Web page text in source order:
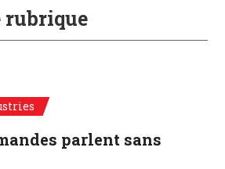
rubrique
parlent sans